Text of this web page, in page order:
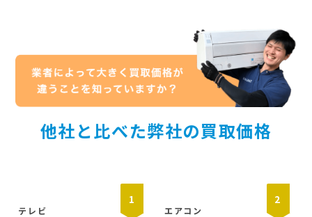
他社と比べた弊社の買取価格
1
テレビ
2
エアコン